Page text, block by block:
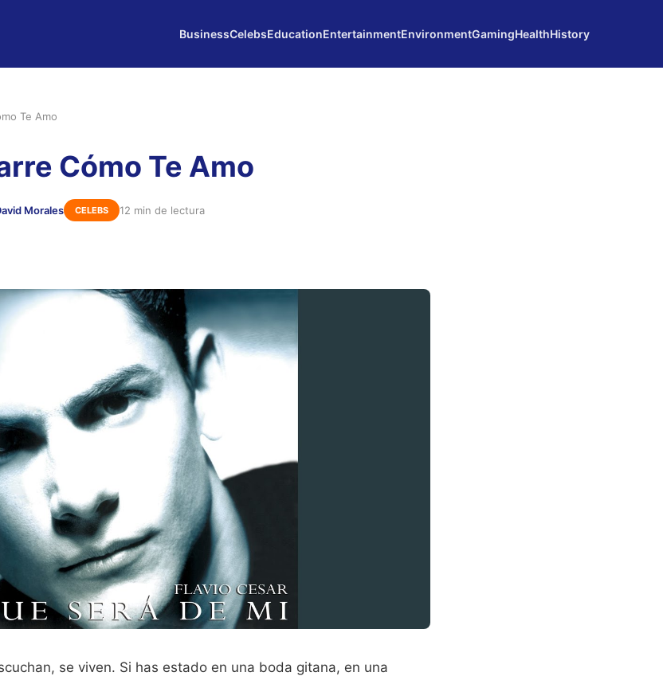
BusinessCelebsEducationEntertainmentEnvironmentGamingHealthHistory
Te Amo
Cómo Te Amo
Morales CELEBS 12 min de lectura
se viven. Si has estado en una boda gitana, en una